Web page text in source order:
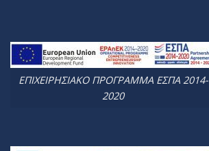
ΕΠΙΧΕΙΡΗΣΙΑΚΟ ΠΡΟΓΡΑΜΜΑ ΕΣΠΑ 2014-
2020